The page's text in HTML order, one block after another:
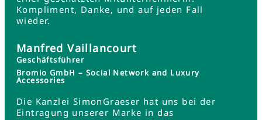
Kompliment, Danke, und auf jeden Fall
wieder.
Manfred Vaillancourt
Geschäftsführer
Bromio GmbH – Social Network and Luxury
Accessories
Die Kanzlei SimonGraeser hat uns bei der
Eintragung unserer Marke in das